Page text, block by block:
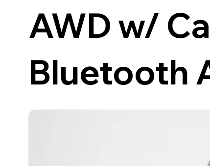
AWD w/
Bluetooth